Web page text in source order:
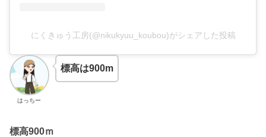
にくきゅう工房(@nikukyuu_koubou)がシェアした投稿
はっちー
標高は900m
標高900ｍ